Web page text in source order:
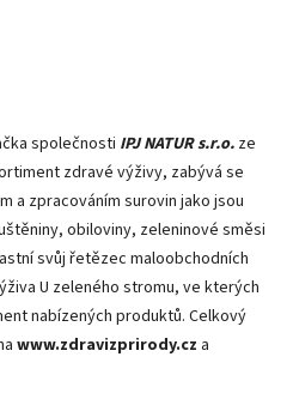
společnosti IPJ NATUR s.r.o. ze
zdravé výživy, zabývá se
a zpracováním surovin jako jsou
obiloviny, zeleninové směsi
svůj řetězec maloobchodních
U zeleného stromu, ve kterých
nabízených produktů. Celkový
www.zdravizprirody.cz a